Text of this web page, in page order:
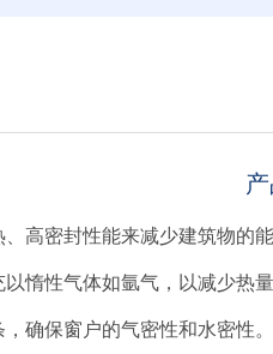
高密封性能来减少建筑物的
惰性气体如氩气，以减少热量
确保窗户的气密性和水密性。